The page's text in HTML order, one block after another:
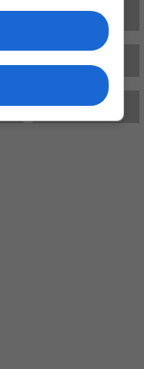
اللجنة الأمنية العليا
الشرطة الاتحادية
اللجنة الأمنية